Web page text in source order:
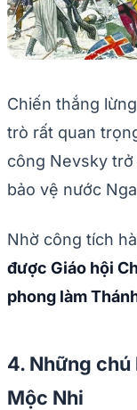
Chiến thắng
trò rất quan
công Nevsky
bảo vệ nước
Nhờ công tích
được Giáo hội
phong làm
4. Những
Mộc Nhi